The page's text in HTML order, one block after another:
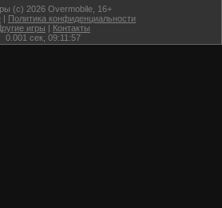
(c) 2026 Overmobile, 16+
| Политика конфиденциальности
игры | Контакты
0.001 сек, 09:11:57